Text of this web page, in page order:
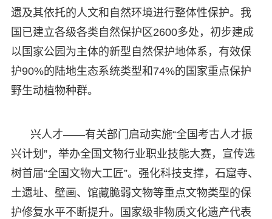
遗及其依托的人文和自然环境进行整体性保护。我
国已建立各级各类自然保护区2600多处，初步建成
以国家公园为主体的新型自然保护地体系，有效保
护90%的陆地生态系统类型和74%的国家重点保护
野生动植物种群。
兴人才——有关部门启动实施“全国考古人才振
兴计划”，举办全国文物行业职业技能大赛，宣传选
树首届“全国文物大工匠”。强化科技支撑，石窟寺、
土遗址、壁画、馆藏脆弱文物等重点文物类型的保
护修复水平不断提升。国家级非物质文化遗产代表